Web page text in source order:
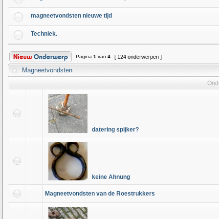
magneetvondsten nieuwe tijd
Techniek.
Pagina 1 van 4 [ 124 onderwerpen ]
Magneetvondsten
datering spijker?
keine Ahnung
Magneetvondsten van de Roestrukkers